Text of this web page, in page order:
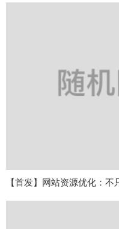
【首发】网站资源优化：